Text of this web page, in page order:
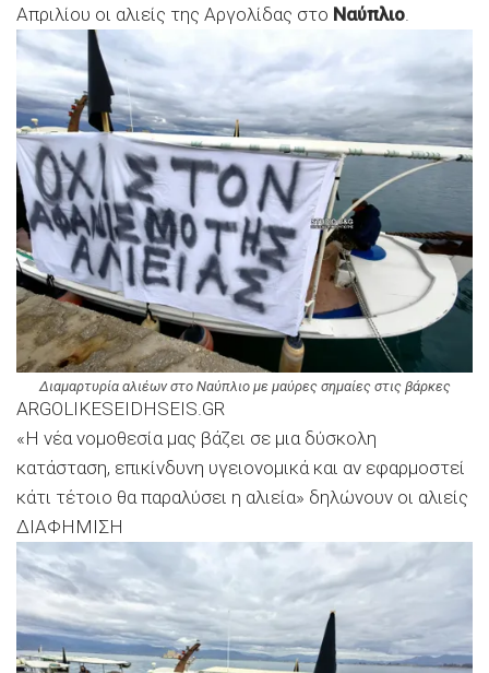
Απριλίου οι αλιείς της Αργολίδας στο Ναύπλιο.
Διαμαρτυρία αλιέων στο Ναύπλιο με μαύρες σημαίες στις βάρκες
ARGOLIKESEIDHSEIS.GR
«Η νέα νομοθεσία μας βάζει σε μια δύσκολη
κατάσταση, επικίνδυνη υγειονομικά και αν εφαρμοστεί
κάτι τέτοιο θα παραλύσει η αλιεία» δηλώνουν οι αλιείς
ΔΙΑΦΗΜΙΣΗ